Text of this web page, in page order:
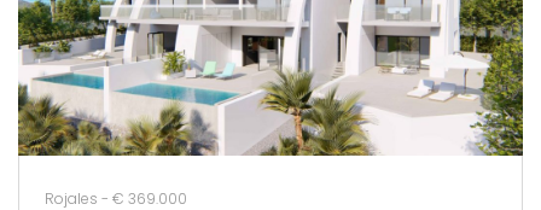
Rojales - € 369.000